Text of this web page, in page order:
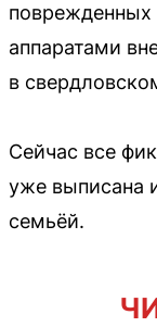
поврежденных
аппаратами
в
Сейчас все
уже выписана
семьёй.